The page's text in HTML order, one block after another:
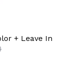
+ Leave In